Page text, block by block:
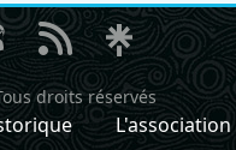
droits réservés
L'association